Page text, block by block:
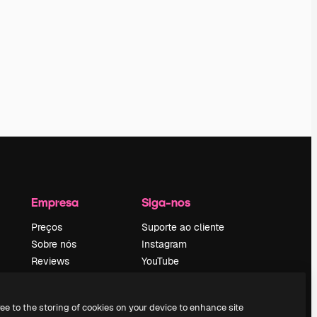
Empresa
Preços
Sobre nós
Reviews
pesquisa
Siga-nos
Suporte ao cliente
Instagram
YouTube
Discord
to the storing of cookies on your device to enhance site